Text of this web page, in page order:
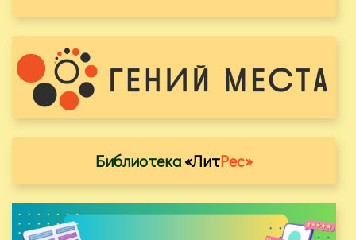
Библиотека«ЛитРес»